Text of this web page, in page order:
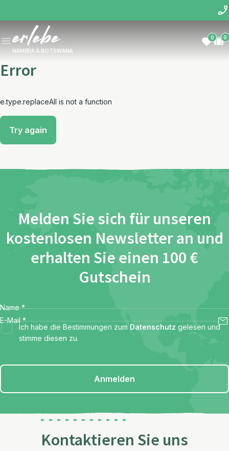
NAMIBIA & BOTSWANA
0 0
Error
e.type.replaceAll is not a function
Try again
Melden Sie sich für unseren
kostenlosen Newsletter an und
erhalten Sie einen 100 €
Gutschein
Name *
E-Mail *
Ich habe die Bestimmungen zum Datenschutz gelesen und
stimme diesen zu.
Anmelden
Kontaktieren Sie uns